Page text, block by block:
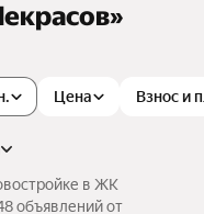
Цена Взнос и
в ЖК
объявлений от